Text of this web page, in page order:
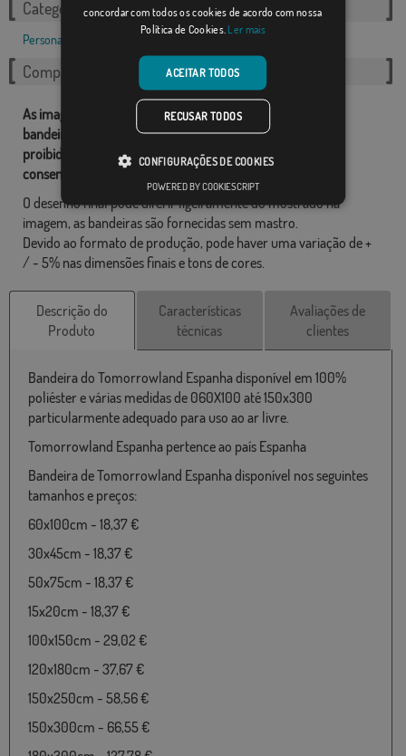
Categorias relacionadas:
Personalizado
Compartilhe esta bandeira
As imagens e outros recursos relacionados com as nossas
bandeiras são de propriedade de Comprarbandeiras.pt e é
proibido a sua reprodução, utilização e modificação sem o
consentimento expresso da empresa.
O desenho final pode diferir ligeiramente do mostrado na
imagem, as bandeiras são fornecidas sem mastro.
Devido ao formato de produção, pode haver uma variação de +
/ - 5% nas dimensões finais e tons de cores.
Descrição do
Produto
Características
técnicas
Avaliações de
clientes
Bandeira do Tomorrowland Espanha disponível em 100%
poliéster e várias medidas de 060X100 até 150x300
particularmente adequado para uso ao ar livre.
Tomorrowland Espanha pertence ao país Espanha
Bandeira de Tomorrowland Espanha disponível nos seguintes
tamanhos e preços:
60x100cm - 18,37 €
30x45cm - 18,37 €
50x75cm - 18,37 €
15x20cm - 18,37 €
100x150cm - 29,02 €
120x180cm - 37,67 €
150x250cm - 58,56 €
150x300cm - 66,55 €
concordar com todos os cookies de acordo com nossa
Política de Cookies. Ler mais
ACEITAR TODOS
RECUSAR TODOS
CONFIGURAÇÕES DE COOKIES
POWERED BY COOKIESCRIPT